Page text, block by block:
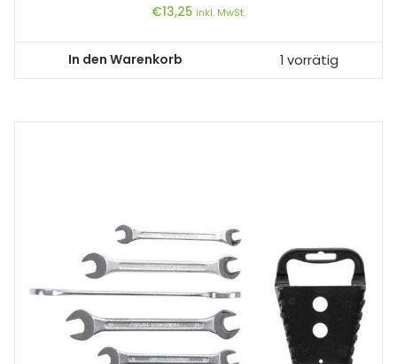
€13,25 inkl. MwSt.
In den Warenkorb 1 vorrätig